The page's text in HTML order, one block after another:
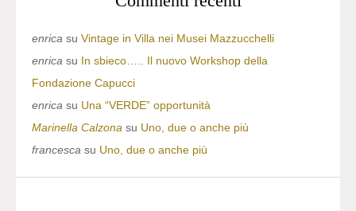
enrica su Vintage in Villa nei Musei Mazzucchelli
enrica su In sbieco….. Il nuovo Workshop della
Fondazione Capucci
enrica su Una “VERDE” opportunità
Marinella Calzona su Uno, due o anche più
francesca su Uno, due o anche più